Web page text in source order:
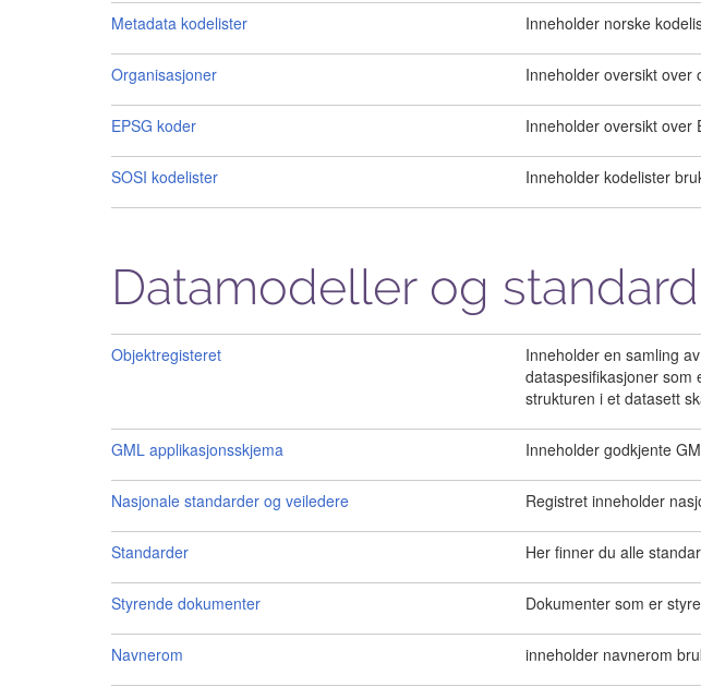
Metadata kodelister Inneholder norske
Organisasjoner Inneholder oversikt over
EPSG koder Inneholder oversikt over
SOSI kodelister Inneholder kodelister
Datamodeller og
Objektregisteret
Inneholder en samling
dataspesifikasjoner som
strukturen i et datasett
GML applikasjonsskjema Inneholder godkjente
Nasjonale standarder og veiledere Registret inneholder
Standarder Her finner du alle
Styrende dokumenter Dokumenter som er
Navnerom inneholder navnerom